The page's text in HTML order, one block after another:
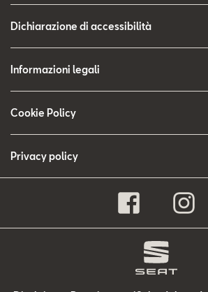
Dichiarazione di accessibilità
Informazioni legali
Cookie Policy
Privacy policy